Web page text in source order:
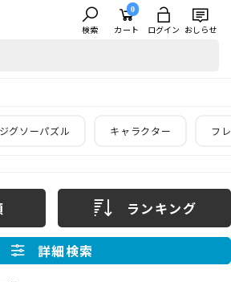
検索
0
カート ログイン おしらせ
ジグソーパズル キャラクター フ
ランキング
詳細検索